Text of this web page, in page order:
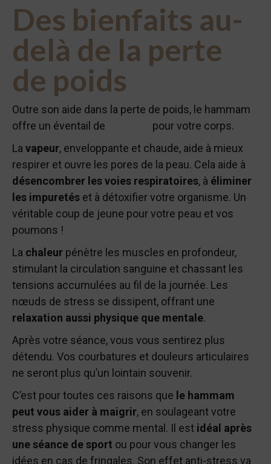
Des bienfaits au-
delà de la perte
de poids
Outre son aide dans la perte de poids, le hammam
offre un éventail de
pour votre corps.
La vapeur, enveloppante et chaude, aide à mieux
respirer et ouvre les pores de la peau. Cela aide à
désencombrer les voies respiratoires, à éliminer
les impuretés et à détoxifier votre organisme. Un
véritable coup de jeune pour votre peau et vos
poumons !
La chaleur pénètre les muscles en profondeur,
stimulant la circulation sanguine et chassant les
tensions accumulées au fil de la journée. Les
nœuds de stress se dissipent, offrant une
relaxation aussi physique que mentale.
Après votre séance, vous vous sentirez plus
détendu. Vos courbatures et douleurs articulaires
ne seront plus qu’un lointain souvenir.
C’est pour toutes ces raisons que le hammam
peut vous aider à maigrir, en soulageant votre
stress physique comme mental. Il est idéal après
une séance de sport ou pour vous changer les
idées en cas de fringales. Son effet anti-stress va